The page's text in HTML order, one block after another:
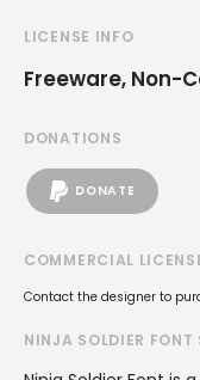
LICENSE INFO
Freeware, Non-
DONATIONS
DONATE
COMMERCIAL
Contact the designer to
NINJA SOLDIER FONT